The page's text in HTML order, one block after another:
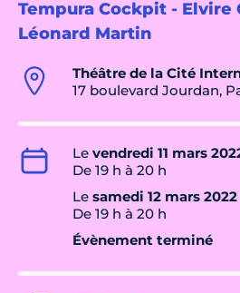
Tempura Cockpit - Elvire
Léonard Martin
Théâtre de la Cité
17 boulevard Jourdan,
Le vendredi 11 mars
De 19 h à 20 h
Le samedi 12 mars 2022
De 19 h à 20 h
Évènement terminé